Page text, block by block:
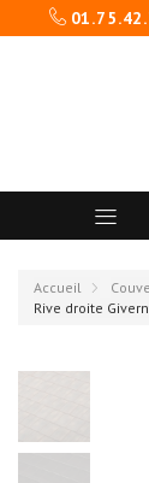
Accueil
Rive droite